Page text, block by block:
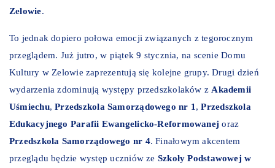
Zelowie.
To jednak dopiero połowa emocji związanych z tegorocznym
przeglądem. Już jutro, w piątek 9 stycznia, na scenie Domu
Kultury w Zelowie zaprezentują się kolejne grupy. Drugi dzień
wydarzenia zdominują występy przedszkolaków zAkademii
Uśmiechu,Przedszkola Samorządowego nr 1,Przedszkola
Edukacyjnego Parafii Ewangelicko-Reformowanej oraz
Przedszkola Samorządowego nr 4. Finałowym akcentem
przeglądu będzie występ uczniów ze Szkoły Podstawowej w